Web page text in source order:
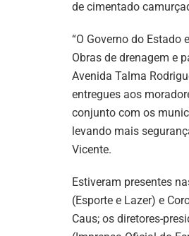
de cimentado
“O Governo do
Obras de drenagem e
Avenida Talma
entregues aos
conjunto com os
levando mais
Vicente.
Estiveram presentes
(Esporte e Lazer) e
Caus; os diretores-